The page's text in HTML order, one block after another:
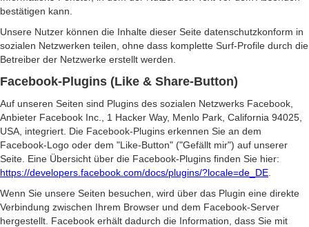
bestätigen kann.
Unsere Nutzer können die Inhalte dieser Seite datenschutzkonform in
sozialen Netzwerken teilen, ohne dass komplette Surf-Profile durch die
Betreiber der Netzwerke erstellt werden.
Facebook-Plugins (Like & Share-Button)
Auf unseren Seiten sind Plugins des sozialen Netzwerks Facebook,
Anbieter Facebook Inc., 1 Hacker Way, Menlo Park, California 94025,
USA, integriert. Die Facebook-Plugins erkennen Sie an dem
Facebook-Logo oder dem "Like-Button" ("Gefällt mir") auf unserer
Seite. Eine Übersicht über die Facebook-Plugins finden Sie hier:
https://developers.facebook.com/docs/plugins/?locale=de_DE
Wenn Sie unsere Seiten besuchen, wird über das Plugin eine direkte
Verbindung zwischen Ihrem Browser und dem Facebook-Server
hergestellt. Facebook erhält dadurch die Information, dass Sie mit